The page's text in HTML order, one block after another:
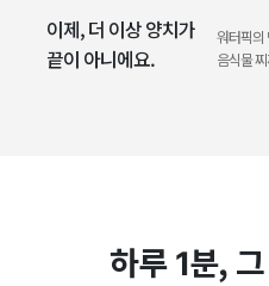
이제, 더 이상 양치가
끝이 아니에요.
워터픽의
음식물
하루 1분,